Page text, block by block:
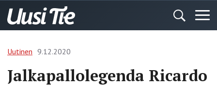
Uutinen 9.12.2020
Jalkapallolegenda Ricardo